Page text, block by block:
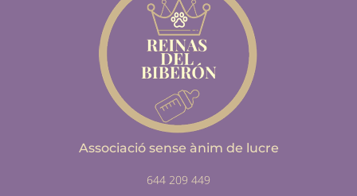
Associació sense ànim de lucre
644 209 449